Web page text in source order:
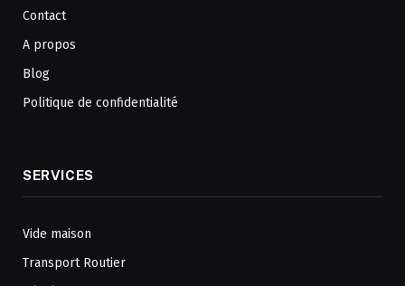
Contact
A propos
Blog
Politique de confidentialité
SERVICES
Vide maison
Transport Routier